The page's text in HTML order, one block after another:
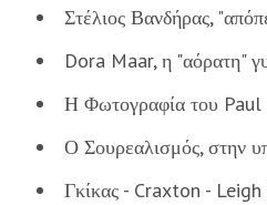
Στέλιος Βανδήρας,
Dora Maar, η "αόρατη"
Η Φωτογραφία του Paul
Ο Σουρεαλισμός, στην
Γκίκας - Craxton -